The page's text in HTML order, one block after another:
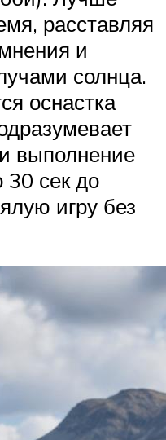
расставляя
и
солнца.
оснастка
выполнение
30 сек до
игру без